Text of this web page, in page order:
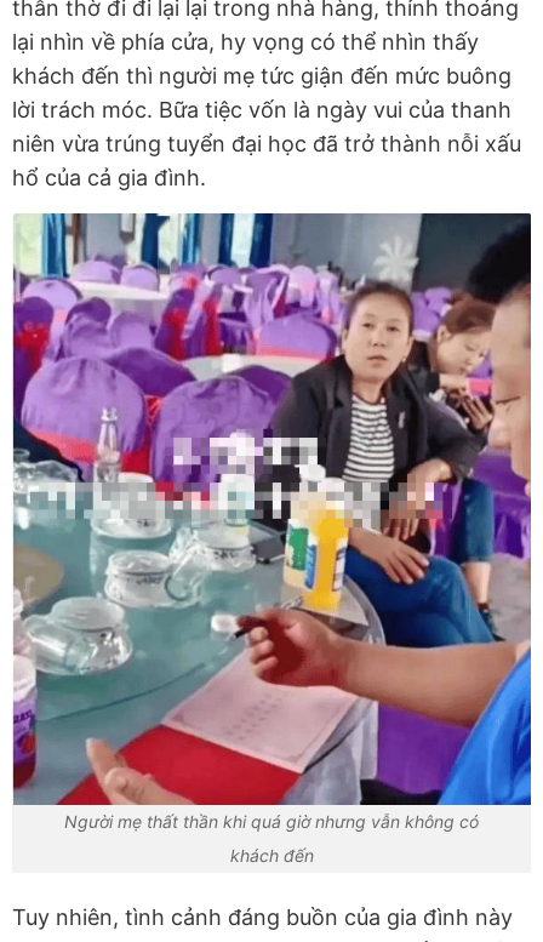
thẫn thờ đi đi lại lại trong nhà hàng, thỉnh thoảng
lại nhìn về phía cửa, hy vọng có thể nhìn thấy
khách đến thì người mẹ tức giận đến mức buông
lời trách móc. Bữa tiệc vốn là ngày vui của thanh
niên vừa trúng tuyển đại học đã trở thành nỗi xấu
hổ của cả gia đình.
Người mẹ thất thần khi quá giờ nhưng vẫn không có
khách đến
Tuy nhiên, tình cảnh đáng buồn của gia đình này